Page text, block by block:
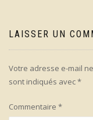
LAISSER UN
Votre adresse e-mail
sont indiqués avec*
Commentaire *